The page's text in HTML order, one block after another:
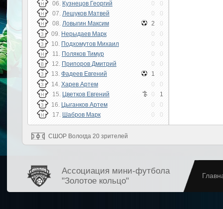
Н 06. Кузнецов Георгий 0 0
Н 07. Лешуков Матвей 0 0
Н 08. Ловыгин Максим 2 0
З 09. Нерыдаев Марк 0 0
З 10. Подхомутов Михаил 0 0
Н 11. Поляков Тимур 0 0
В 12. Припоров Дмитрий 0 0
З 13. Фадеев Евгений 1 0
З 14. Харев Артем 0 0
Н 15. Цветков Евгений 0 1
З 16. Цыганков Артем 0 0
Н 17. Шабров Марк 0 0
СШОР Вологда 20 зрителей
Ассоциация мини-футбола
"Золотое кольцо"